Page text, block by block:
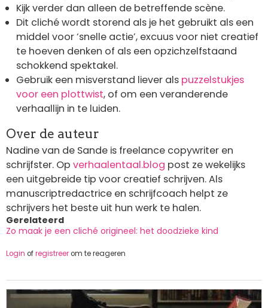
Kijk verder dan alleen de betreffende scène.
Dit cliché wordt storend als je het gebruikt als een
middel voor ‘snelle actie’, excuus voor niet creatief
te hoeven denken of als een opzichzelfstaand
schokkend spektakel.
Gebruik een misverstand liever als puzzelstukjes
voor een plottwist, of om een veranderende
verhaallijn in te luiden.
Over de auteur
Nadine van de Sande is freelance copywriter en
schrijfster. Op verhaalentaal.blog post ze wekelijks
een uitgebreide tip voor creatief schrijven. Als
manuscriptredactrice en schrijfcoach helpt ze
schrijvers het beste uit hun werk te halen.
Gerelateerd
Zo maak je een cliché origineel: het doodzieke kind
Login ofregistreerom te reageren
Afbeelding